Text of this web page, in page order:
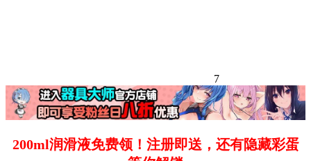
7
200ml润滑液免费领！注册即送，还有隐藏彩蛋